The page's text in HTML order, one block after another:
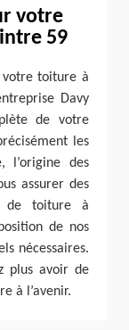
votre
59
votre toiture à
Davy
de votre
les
l’origine des
assurer des
de toiture à
de nos
nécessaires.
plus avoir de
à l’avenir.